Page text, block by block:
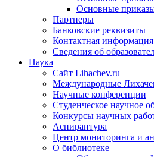
Основные
Партнеры
Банковские реквизиты
Контактная информация
Сведения об
Наука
Сайт Lihachev.ru
Международные
Научные конференции
Студенческое научное
Конкурсы научных
Аспирантура
Центр мониторинга и
О библиотеке